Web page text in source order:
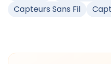
Capteurs Sans Fil